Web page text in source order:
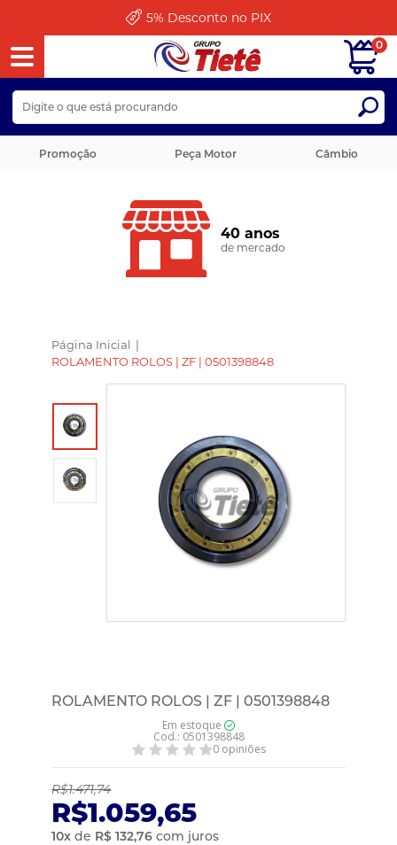
5% Desconto no PIX
Promoção Peça Motor Câmbio
0
40 anos
de mercado
Página Inicial |
ROLAMENTO ROLOS | ZF | 0501398848
ROLAMENTO ROLOS | ZF | 0501398848
Em estoque
Cod.: 0501398848
0 opiniões
R$1.471,74
R$1.059,65
10x de R$ 132,76 com juros